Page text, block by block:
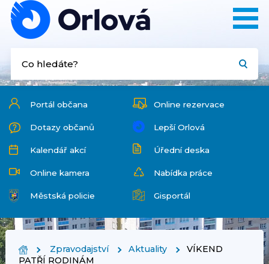
Portál občana Online rezervace
Dotazy občanů Lepší Orlová
Kalendář akcí Úřední deska
Online kamera Nabídka práce
Městská policie Gisportál
Zpravodajství Aktuality
VÍKEND
PATŘÍ RODINÁM